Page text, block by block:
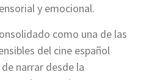
y emocional.
como una de las
del cine español
narrar desde la